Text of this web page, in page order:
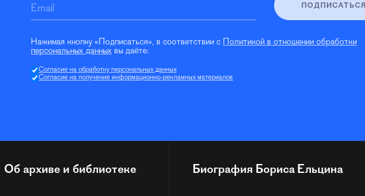
Email ПОДПИСАТЬСЯ
Нажимая кнопку «Подписаться», в соответствии с Политикой в отношении обработки
персональных данных вы даёте:
Согласие на обработку персональных данных
Согласие на получение информационно-рекламных материалов
Об архиве и библиотеке БиографияБориса Ельцина